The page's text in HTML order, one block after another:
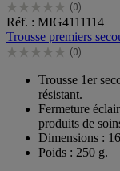
(0)
0.0
sur
5
étoiles.
Réf. : MIG4111114
Trousse premiers
(0)
0.0
étoiles.
Trousse 1er
résistant.
Fermeture
produits de
Dimensions :
Poids : 250 g.